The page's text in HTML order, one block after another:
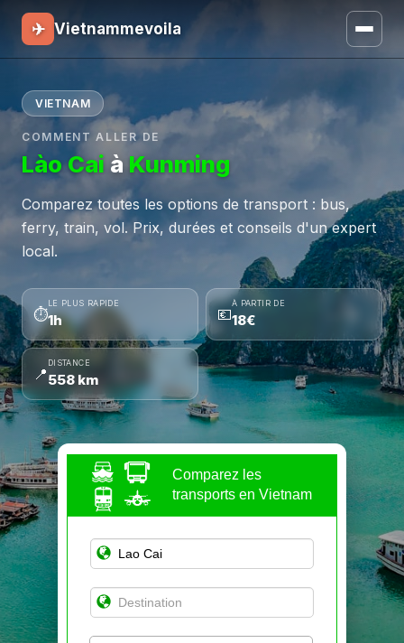
✈ Vietnammevoila
VIETNAM
COMMENT ALLER DE
Lào CaiàKunming
Comparez toutes les options de transport : bus,
ferry, train, vol. Prix, durées et conseils d'un expert
local.
⏱
LE PLUS RAPIDE
1h 💶
À PARTIR DE
18€
📍
DISTANCE
558 km
Comparez les
transports en Vietnam